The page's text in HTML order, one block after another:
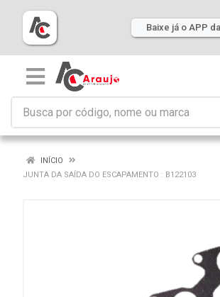
Baixe já o APP
INÍCIO
JUNTA DA SAÍDA DO ESCAPAMENTO : B122103